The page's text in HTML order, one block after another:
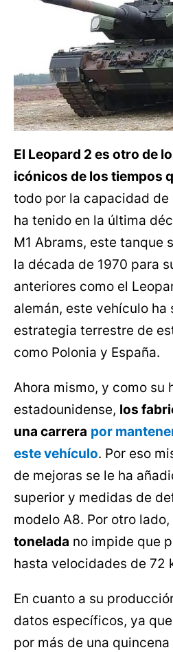
El Leopard 2 es otro de
icónicos de los tiempos
todo por la capacidad
ha tenido en la última
M1 Abrams, este tanque
la década de 1970 para
anteriores como el
alemán, este vehículo ha
estrategia terrestre de
como Polonia y España.
Ahora mismo, y como su
estadounidense, los
una carrera por
este vehículo. Por eso
de mejoras se le ha
superior y medidas de
modelo A8. Por otro lado,
tonelada no impide que
hasta velocidades de 72
En cuanto a su
datos específicos, ya
por más de una